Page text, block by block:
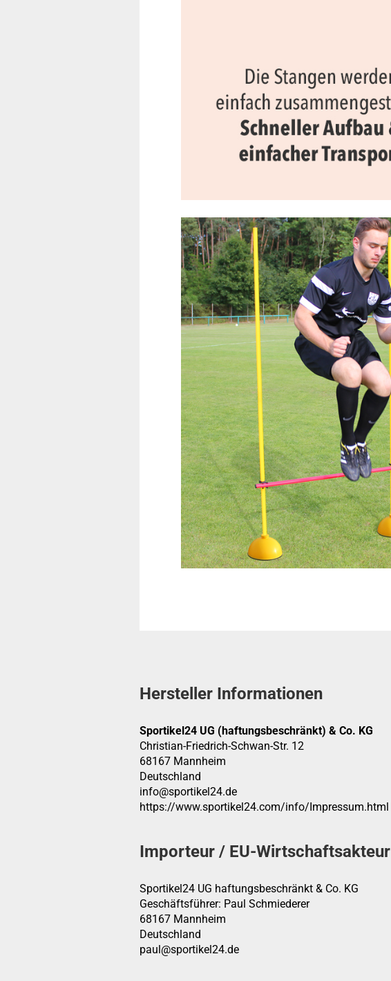
Hersteller Informationen
Sportikel24 UG (haftungsbeschränkt) & Co. KG
Christian-Friedrich-Schwan-Str. 12
68167 Mannheim
Deutschland
info@sportikel24.de
https://www.sportikel24.com/info/Impressum.html
Importeur / EU-Wirtschaftsakteur
Sportikel24 UG haftungsbeschränkt & Co. KG
Geschäftsführer: Paul Schmiederer
68167 Mannheim
Deutschland
paul@sportikel24.de